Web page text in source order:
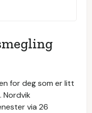
for deg som er litt
Nordvik
via 26